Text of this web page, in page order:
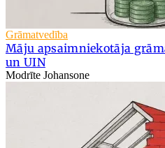
Grāmatvedība
Māju apsaimniekotāja
un UIN
Modrīte Johansone